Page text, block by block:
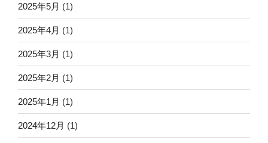
2025年5月 (1)
2025年4月 (1)
2025年3月 (1)
2025年2月 (1)
2025年1月 (1)
2024年12月 (1)